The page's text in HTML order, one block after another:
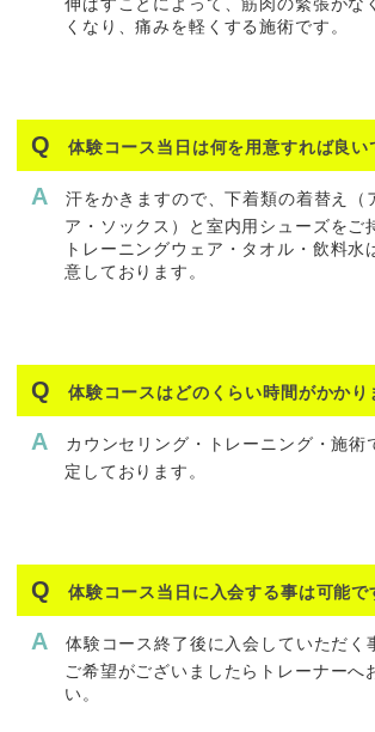
くなり、痛みを軽くする施術です。
体験コース当日は何を用意すれば良い
汗をかきますので、下着類の着替え（
ア・ソックス）と室内用シューズをご
トレーニングウェア・タオル・飲料水
意しております。
体験コースはどのくらい時間がかかり
カウンセリング・トレーニング・施術
定しております。
体験コース当日に入会する事は可能で
体験コース終了後に入会していただく
ご希望がございましたらトレーナーへ
い。